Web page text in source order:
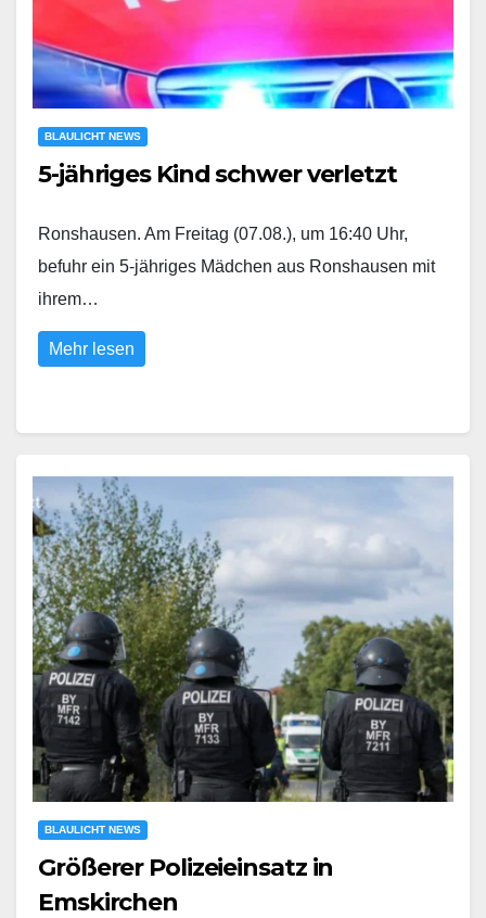
BLAULICHT NEWS
5-jähriges Kind schwer verletzt
Ronshausen. Am Freitag (07.08.), um 16:40 Uhr,
befuhr ein 5-jähriges Mädchen aus Ronshausen mit
ihrem…
Mehr lesen
BLAULICHT NEWS
Größerer Polizeieinsatz in
Emskirchen